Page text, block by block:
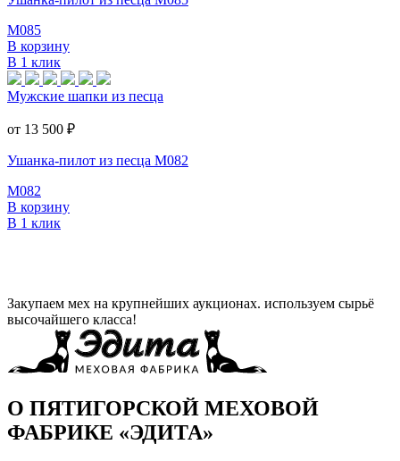
M085
В корзину
В 1 клик
Мужские шапки из песца
от 13 500 ₽
Ушанка-пилот из песца M082
M082
В корзину
В 1 клик
Закупаем мех на крупнейших аукционах. используем сырьё
высочайшего класса!
О ПЯТИГОРСКОЙ МЕХОВОЙ
ФАБРИКЕ «ЭДИТА»